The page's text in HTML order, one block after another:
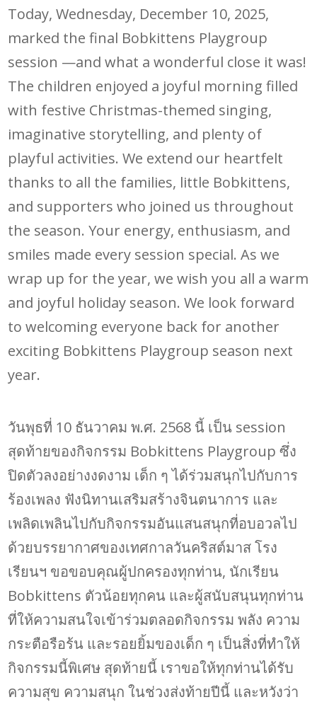
Today, Wednesday, December 10, 2025,
marked the final Bobkittens Playgroup
session —and what a wonderful close it was!
The children enjoyed a joyful morning filled
with festive Christmas-themed singing,
imaginative storytelling, and plenty of
playful activities. We extend our heartfelt
thanks to all the families, little Bobkittens,
and supporters who joined us throughout
the season. Your energy, enthusiasm, and
smiles made every session special. As we
wrap up for the year, we wish you all a warm
and joyful holiday season. We look forward
to welcoming everyone back for another
exciting Bobkittens Playgroup season next
year.
วันพุธที่ 10 ธันวาคม พ.ศ. 2568 นี้ เป็น session
สุดท้ายของกิจกรรม Bobkittens Playgroup ซึ่ง
ปิดตัวลงอย่างงดงาม เด็ก ๆ ได้ร่วมสนุกไปกับการ
ร้องเพลง ฟังนิทานเสริมสร้างจินตนาการ และ
เพลิดเพลินไปกับกิจกรรมอันแสนสนุกที่อบอวลไป
ด้วยบรรยากาศของเทศกาลวันคริสต์มาส โรง
เรียนฯ ขอขอบคุณผู้ปกครองทุกท่าน, นักเรียน
Bobkittens ตัวน้อยทุกคน และผู้สนับสนุนทุกท่าน
ที่ให้ความสนใจเข้าร่วมตลอดกิจกรรม พลัง ความ
กระตือรือร้น และรอยยิ้มของเด็ก ๆ เป็นสิ่งที่ทำให้
กิจกรรมนี้พิเศษ สุดท้ายนี้ เราขอให้ทุกท่านได้รับ
ความสุข ความสนุก ในช่วงส่งท้ายปีนี้ และหวังว่า